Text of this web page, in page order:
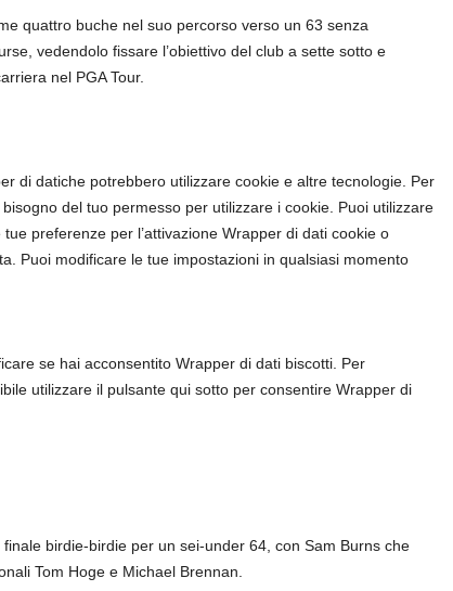
quattro buche nel suo percorso verso un 63 senza
vedendolo fissare l’obiettivo del club a sette sotto e
nel PGA Tour.
di datiche potrebbero utilizzare cookie e altre tecnologie. Per
del tuo permesso per utilizzare i cookie. Puoi utilizzare
preferenze per l’attivazione Wrapper di daticookie o
Puoi modificare le tue impostazioni in qualsiasi momento
se hai acconsentito Wrapper di datibiscotti. Per
utilizzare il pulsante qui sotto per consentire Wrapper di
birdie-birdie per un sei-under 64, con Sam Burns che
Tom Hoge e Michael Brennan.